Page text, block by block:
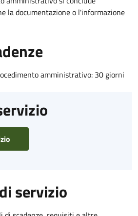
la documentazione o l'informazione
amministrativo: 30 giorni
servizio